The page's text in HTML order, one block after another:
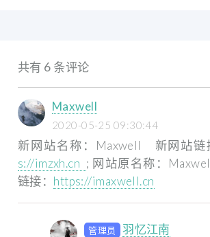
共有 6 条评论
Maxwell
2020-05-25 09:30:44
新网站名称：Maxwell 新网站链
s://imzxh.cn ; 网站原名称：
链接： https://imaxwell.cn
管理员 羽忆江南